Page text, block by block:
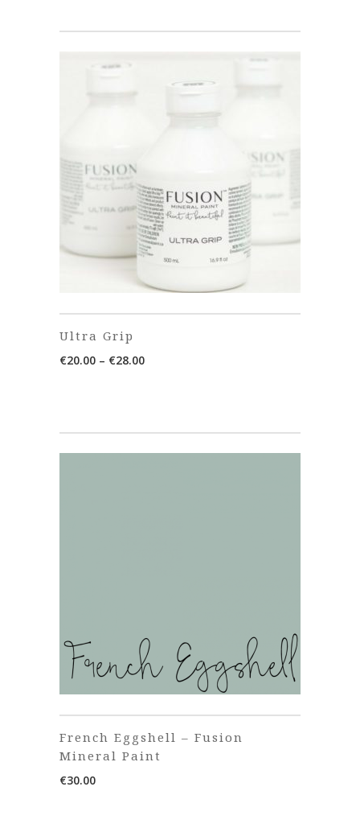
Ultra Grip
€20.00 – €28.00Price
€28.00
French Eggshell – Fusion
Mineral Paint
€30.00